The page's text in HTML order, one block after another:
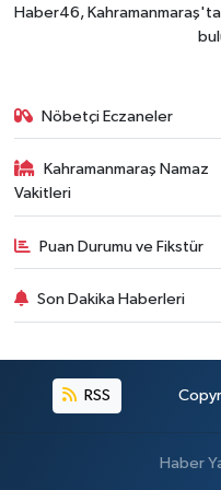
Haber46,
Nöbetçi Eczaneler
Kahramanmaraş Namaz
Vakitleri
Puan Durumu ve Fikstür
Son Dakika Haberleri
RSS
Haber